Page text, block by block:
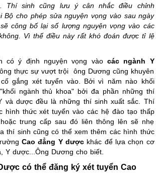
Thí sinh cũng lưu ý cân nhắc điều chỉnh
Bộ cho phép sửa nguyện vọng vào sau ngày
công bố lại số lượng nguyện vọng vào các
Vì thế điều này rất khó đoán được tỉ lệ
có ý định nguyện vọng vào các ngành Y
thực sự vượt trội ông Dương cũng khuyên
gắng xét tuyển vào. Bởi vì năm nào khối
ngành thủ khoa" bởi đa phần những thí
và dược đều là những thí sinh xuất sắc. Thí
hình thức xét tuyển vào các hệ đào tạo thấp
trung cấp sau đó liên thông lên sẽ nhẹ
thí sinh cũng có thể xem thêm các hình thức
Cao đẳng Y dượckhác để lựa chọn cơ
Y dược...Ông Dương cho biết.
có thể đăng ký xét tuyển Cao